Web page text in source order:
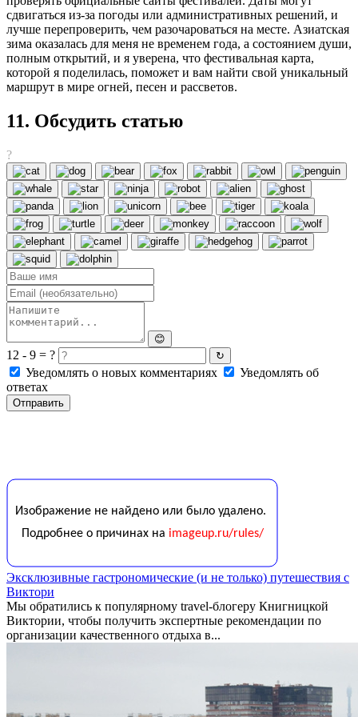
сдвигаться из-за погоды или административных решений, и
лучше перепроверить, чем разочароваться на месте. Азиатская
зима оказалась для меня не временем года, а состоянием души,
полным открытий, и я уверена, что фестивальная карта,
которой я поделилась, поможет и вам найти свой уникальный
маршрут в мире огней, песен и рассветов.
11. Обсудить статью
?
😊
12 - 9 = ? ↻
Уведомлять о новых комментариях
Уведомлять об
ответах
Отправить
Эксклюзивные гастрономические (и не только) путешествия с
Виктори
Мы обратились к популярному travel-блогеру Книгницкой
Виктории, чтобы получить экспертные рекомендации по
организации качественного отдыха в...